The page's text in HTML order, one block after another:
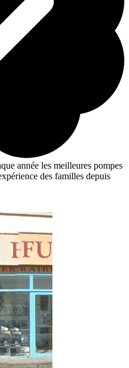
année les meilleures pompes
des familles depuis